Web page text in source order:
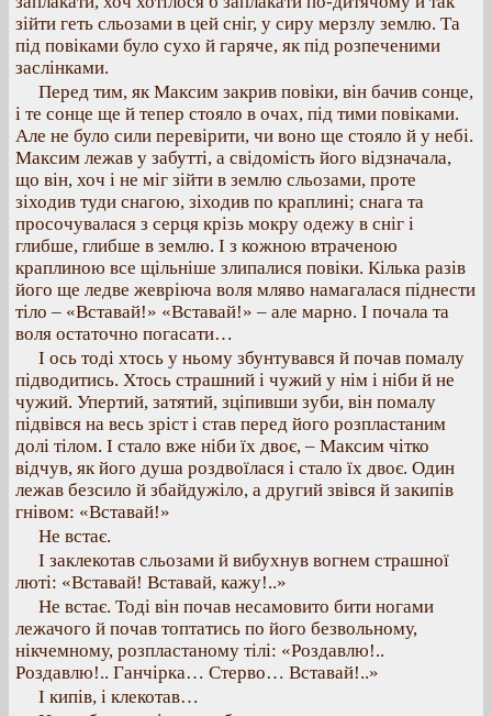
зійти геть сльозами в цей сніг, у сиру мерзлу землю. Та
під повіками було сухо й гаряче, як під розпеченими
заслінками.
Перед тим, як Максим закрив повіки, він бачив сонце,
і те сонце ще й тепер стояло в очах, під тими повіками.
Але не було сили перевірити, чи воно ще стояло й у небі.
Максим лежав у забутті, а свідомість його відзначала,
що він, хоч і не міг зійти в землю сльозами, проте
зіходив туди снагою, зіходив по краплині; снага та
просочувалася з серця крізь мокру одежу в сніг і
глибше, глибше в землю. І з кожною втраченою
краплиною все щільніше злипалися повіки. Кілька разів
його ще ледве жевріюча воля мляво намагалася піднести
тіло – «Вставай!» «Вставай!» – але марно. І почала та
воля остаточно погасати…
І ось тоді хтось у ньому збунтувався й почав помалу
підводитись. Хтось страшний і чужий у нім і ніби й не
чужий. Упертий, затятий, зціпивши зуби, він помалу
підвівся на весь зріст і став перед його розпластаним
долі тілом. І стало вже ніби їх двоє, – Максим чітко
відчув, як його душа роздвоїлася і стало їх двоє. Один
лежав безсило й збайдужіло, а другий звівся й закипів
гнівом: «Вставай!»
Не встає.
І заклекотав сльозами й вибухнув вогнем страшної
люті: «Вставай! Вставай, кажу!..»
Не встає. Тоді він почав несамовито бити ногами
лежачого й почав топтатись по його безвольному,
нікчемному, розпластаному тілі: «Роздавлю!..
Роздавлю!.. Ганчірка… Стерво… Вставай!..»
І кипів, і клекотав…